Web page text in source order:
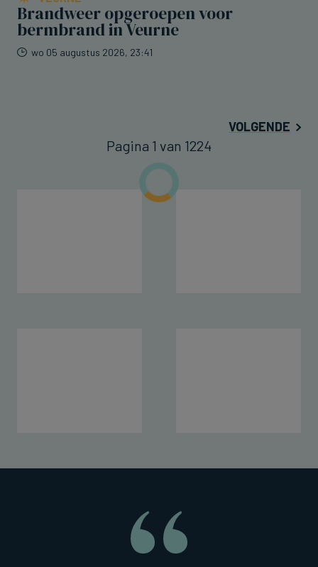
Brandweer opgeroepen voor
bermbrand in Veurne
wo 05 augustus 2026, 23:41
VOLGENDE
Pagina 1 van 1224